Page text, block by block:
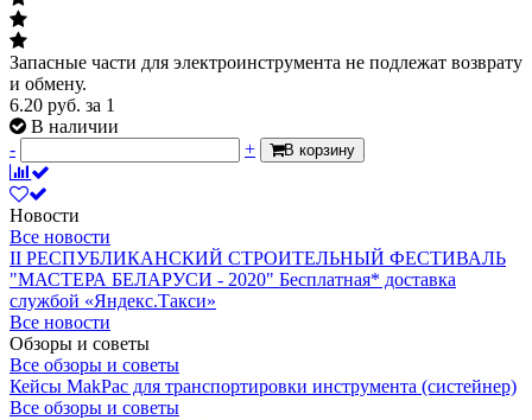
Запасные части для электроинструмента не подлежат возврату
и обмену.
6.20 руб. за 1
В наличии
-
+ В корзину
Новости
Все новости
II РЕСПУБЛИКАНСКИЙ СТРОИТЕЛЬНЫЙ ФЕСТИВАЛЬ
"МАСТЕРА БЕЛАРУСИ - 2020" Бесплатная* доставка
службой «Яндекс.Такси»
Все новости
Обзоры и советы
Все обзоры и советы
Кейсы MakPac для транспортировки инструмента (систейнер)
Все обзоры и советы